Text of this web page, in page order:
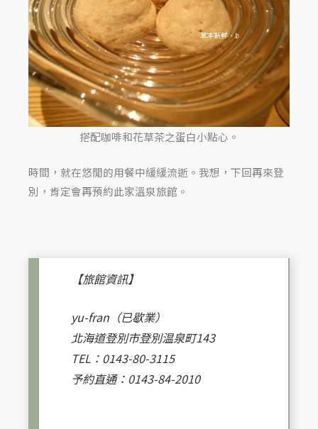
搭配咖啡和花草茶之蛋白小點心。
時間，就在悠閒的用餐中緩緩流逝。我想，下回再來登
別，肯定會再預約此家溫泉旅館。
【旅館資訊】
yu-fran（已歇業）
北海道登別市登別温泉町143
TEL：0143-80-3115
予約直通：0143-84-2010